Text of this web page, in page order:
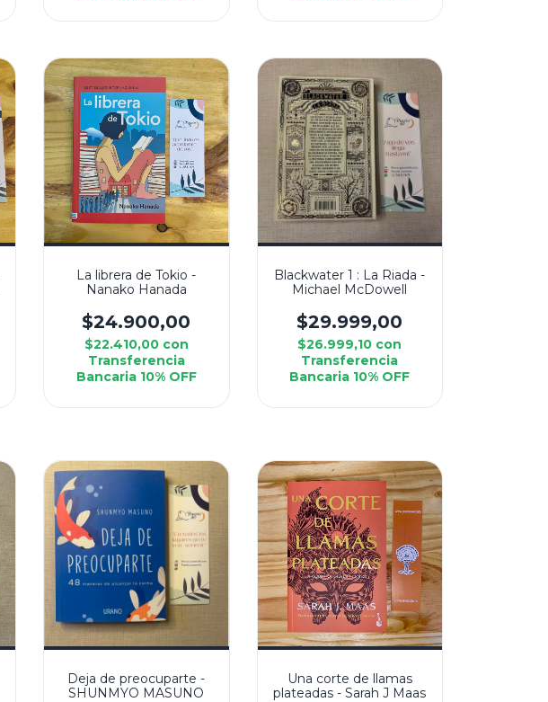
La librera de Tokio -
Nanako Hanada
$24.900,00
$22.410,00 con
Transferencia
Bancaria 10% OFF
Blackwater 1 : La Riada -
Michael McDowell
$29.999,00
$26.999,10 con
Transferencia
Bancaria 10% OFF
Deja de preocuparte -
SHUNMYO MASUNO
Una corte de llamas
plateadas - Sarah J Maas